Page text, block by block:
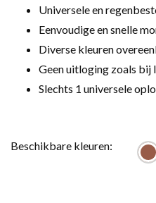
Universele en
Eenvoudige en snelle
Diverse kleuren
Geen uitloging zoals bij
Slechts 1 universele
Beschikbare kleuren: